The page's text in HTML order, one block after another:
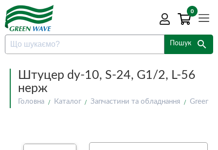
0
Пошук search
Штуцер dy-10, S-24, G1/2, L-56
нерж
Головна Каталог Запчастини та обладнання Green